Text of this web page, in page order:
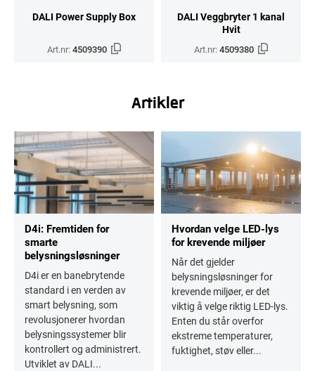
DALI Power Supply Box
Art.nr:4509390
DALI Veggbryter 1 kanal
Hvit
Art.nr:4509380
Artikler
D4i: Fremtiden for
smarte
belysningsløsninger
D4i er en banebrytende
standard i en verden av
smart belysning, som
revolusjonerer hvordan
belysningssystemer blir
kontrollert og administrert.
Utviklet av DALI...
Hvordan velge LED-lys
for krevende miljøer
Når det gjelder
belysningsløsninger for
krevende miljøer, er det
viktig å velge riktig LED-lys.
Enten du står overfor
ekstreme temperaturer,
fuktighet, støv eller...